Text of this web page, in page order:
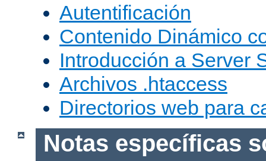
Autentificación
Contenido Dinámico
Introducción a Server
Archivos .htaccess
Directorios web para
Notas específicas